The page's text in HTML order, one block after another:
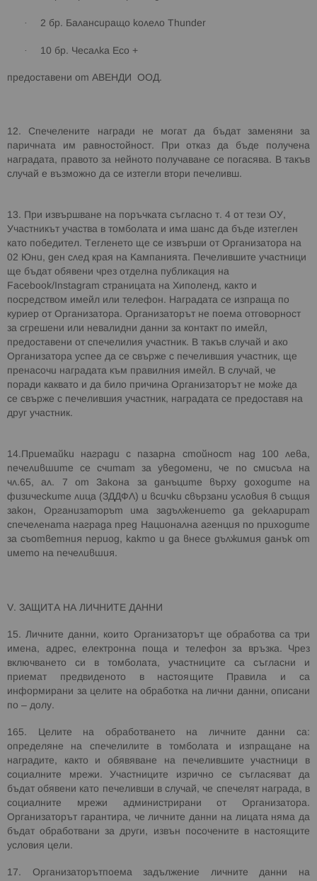
· 2 бр. Балансиращо колело Thunder
· 10 бр. Чесалка Eco +
предоставени от АВЕНДИ ООД.
12. Спечелените награди не могат да бъдат заменяни за
паричната им равностойност. При отказ да бъде получена
наградата, правото за нейното получаване се погасява. В такъв
случай е възможно да се изтегли втори печеливш.
13. При извършване на поръчката съгласно т. 4 от тези ОУ,
Участникът участва в томболата и има шанс да бъде изтеглен
като победител. Тегленето ще се извърши от Организатора на
02 Юни, ден след края на Кампанията. Печелившите участници
ще бъдат обявени чрез отделна публикация на
Facebook/Instagram страницата на Хиполенд, както и
посредством имейл или телефон. Наградата се изпраща по
куриер от Организатора. Организаторът не поема отговорност
за сгрешени или невалидни данни за контакт по имейл,
предоставени от спечелилия участник. В такъв случай и ако
Организатора успее да се свърже с печелившия участник, ще
пренасочи наградата към правилния имейл. В случай, че
поради каквато и да било причина Организаторът не може да
се свърже с печелившия участник, наградата се предоставя на
друг участник.
14.Приемайки награди с пазарна стойност над 100 лева,
печелившите се считат за уведомени, че по смисъла на
чл.65, ал. 7 от Закона за данъците върху доходите на
физическите лица (ЗДДФЛ) и всички свързани условия в същия
закон, Организаторът има задължението да декларират
спечелената награда пред Национална агенция по приходите
за съответния период, както и да внесе дължимия данък от
името на печелившия.
V. ЗАЩИТА НА ЛИЧНИТЕ ДАННИ
15. Личните данни, които Организаторът ще обработва са три
имена, адрес, електронна поща и телефон за връзка. Чрез
включването си в томболата, участниците са съгласни и
приемат предвиденото в настоящите Правила и са
информирани за целите на обработка на лични данни, описани
по – долу.
165. Целите на обработването на личните данни са:
определяне на спечелилите в томболата и изпращане на
наградите, както и обявяване на печелившите участници в
социалните мрежи. Участниците изрично се съгласяват да
бъдат обявени като печеливши в случай, че спечелят награда, в
социалните мрежи администрирани от Организатора.
Организаторът гарантира, че личните данни на лицата няма да
бъдат обработвани за други, извън посочените в настоящите
условия цели.
17. Организаторътпоема задължение личните данни на